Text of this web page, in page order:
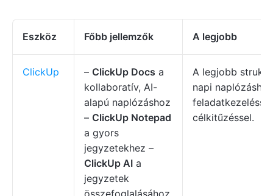
Eszköz Főbb jellemzők A legjobb
ClickUp – ClickUp Docs a
kollaboratív, AI-
alapú naplózáshoz
– ClickUp Notepad
a gyors
jegyzetekhez –
ClickUp AI a
jegyzetek
összefoglalásához,
A legjobb
napi
célkitűzéssel.